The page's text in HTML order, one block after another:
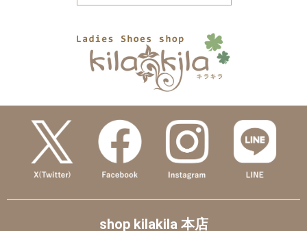
shop kilakila 本店